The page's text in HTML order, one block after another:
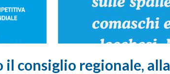
consiglio regionale, alla